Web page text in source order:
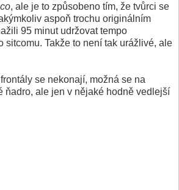
, ale je to způsobeno tím, že tvůrci se
aspoň trochu originálním
95 minut udržovat tempo
sitcomu. Takže to není tak urážlivé, ale
se nekonají, možná se na
ňadro, ale jen v nějaké hodně vedlejší